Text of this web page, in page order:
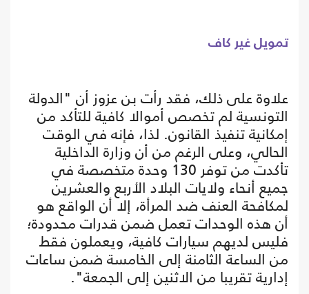
تمويل غير كاف
علاوة على ذلك، فقد رأت بن عزوز أن "الدولة
التونسية لم تخصص أموالا كافية للتأكد من
إمكانية تنفيذ القانون. لذا، فإنه في الوقت
الحالي، وعلى الرغم من أن وزارة الداخلية
تأكدت من توفر 130 وحدة متخصصة في
جميع أنحاء ولايات البلاد الأربع والعشرين
لمكافحة العنف ضد المرأة، إلا أن الواقع هو
أن هذه الوحدات تعمل ضمن قدرات محدودة؛
فليس لديهم سيارات كافية، ويعملون فقط
من الساعة الثامنة إلى الخامسة ضمن ساعات
إدارية تقريبا من الاثنين إلى الجمعة".